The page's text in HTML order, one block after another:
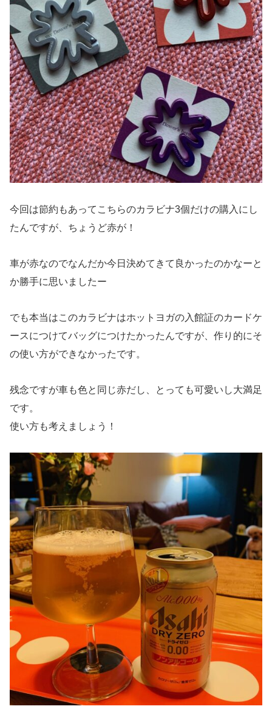
今回は節約もあってこちらのカラビナ3個だけの購入にし
たんですが、ちょうど赤が！
車が赤なのでなんだか今日決めてきて良かったのかなーと
か勝手に思いましたー
でも本当はこのカラビナはホットヨガの入館証のカードケ
ースにつけてバッグにつけたかったんですが、作り的にそ
の使い方ができなかったです。
残念ですが車も色と同じ赤だし、とっても可愛いし大満足
です。
使い方も考えましょう！